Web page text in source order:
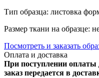
Тип образца: листовка
Размер ткани на образце:
Посмотреть и заказать
Оплата и доставка
При поступлении
заказ передается в